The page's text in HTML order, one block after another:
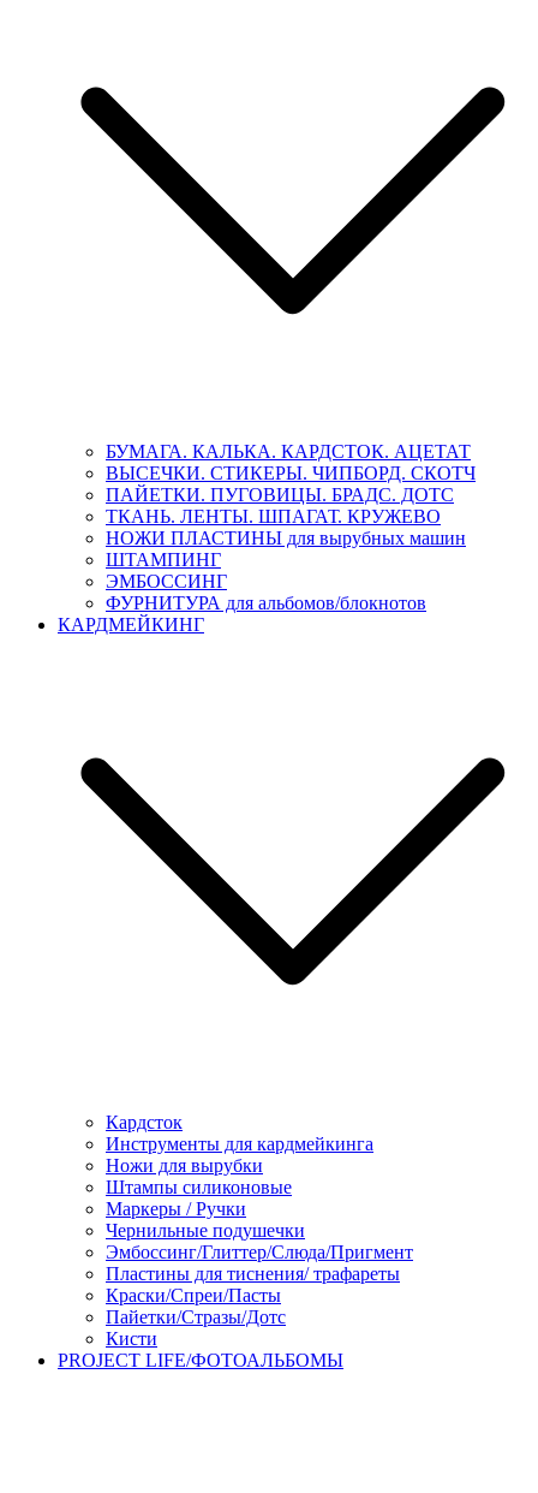
БУМАГА. КАЛЬКА. КАРДСТОК. АЦЕТАТ
ВЫСЕЧКИ. СТИКЕРЫ. ЧИПБОРД. СКОТЧ
ПАЙЕТКИ. ПУГОВИЦЫ. БРАДС. ДОТС
ТКАНЬ. ЛЕНТЫ. ШПАГАТ. КРУЖЕВО
НОЖИ ПЛАСТИНЫ для вырубных машин
ШТАМПИНГ
ЭМБОССИНГ
ФУРНИТУРА для альбомов/блокнотов
КАРДМЕЙКИНГ
Кардсток
Инструменты для кардмейкинга
Ножи для вырубки
Штампы силиконовые
Маркеры / Ручки
Чернильные подушечки
Эмбоссинг/Глиттер/Слюда/Пригмент
Пластины для тиснения/ трафареты
Краски/Спреи/Пасты
Пайетки/Стразы/Дотс
Кисти
PROJECT LIFE/ФОТОАЛЬБОМЫ